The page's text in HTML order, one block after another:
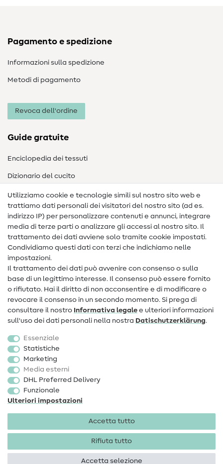
Pagamento e spedizione
Informazioni sulla spedizione
Metodi di pagamento
Revoca dell'ordine
Guide gratuite
Enciclopedia dei tessuti
Dizionario del cucito
Nähanleitungen
Assistenza e contatto
Contatto
Informazioni sul nuovo proprietario
FAQ
Diritto di recesso
Popolare
Accessori cucito
Sale
Utilizziamo cookie e tecnologie simili sul nostro sito web e
trattiamo dati personali dei visitatori del nostro sito (ad es.
indirizzo IP) per personalizzare contenuti e annunci, integrare
media di terze parti o analizzare gli accessi al nostro sito. Il
trattamento dei dati avviene solo tramite cookie impostati.
Condividiamo questi dati con terzi che indichiamo nelle
impostazioni.
Il trattamento dei dati può avvenire con consenso o sulla
base di un legittimo interesse. Il consenso può essere fornito
o rifiutato. Hai il diritto di non acconsentire e di modificare o
revocare il consenso in un secondo momento. Si prega di
consultare il nostro Informativa legale e ulteriori informazioni
sull'uso dei dati personali nella nostra Dati­schutz­erklärung.
Essenziale
Statistiche
Marketing
Media esterni
DHL Preferred Delivery
Funzionale
Ulteriori impostazioni
Accetta tutto
Rifiuta tutto
Accetta selezione
Informazioni legali Privacy
Condizioni generali